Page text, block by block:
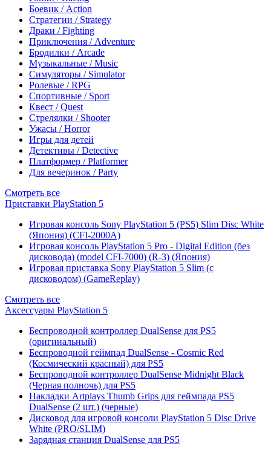
Боевик / Action
Стратегии / Strategy
Драки / Fighting
Приключения / Adventure
Бродилки / Arcade
Музыкальные / Music
Симуляторы / Simulator
Ролевые / RPG
Спортивные / Sport
Квест / Quest
Стрелялки / Shooter
Ужасы / Horror
Игры для детей
Детективы / Detective
Платформер / Platformer
Для вечеринок / Party
Смотреть все
Приставки PlayStation 5
Игровая консоль Sony PlayStation 5 (PS5) Slim Disc White
(Япония) (CFI-2000A)
Игровая консоль PlayStation 5 Pro - Digital Edition (без
дисковода) (model CFI-7000) (R-3) (Япония)
Игровая приставка Sony PlayStation 5 Slim (с
дисководом) (GameReplay)
Смотреть все
Аксессуары PlayStation 5
Беспроводной контроллер DualSense для PS5
(оригинальный)
Беспроводной геймпад DualSense - Cosmic Red
(Космический красный) для PS5
Беспроводной контроллер DualSense Midnight Black
(Черная полночь) для PS5
Накладки Artplays Thumb Grips для геймпада PS5
DualSense (2 шт.) (черные)
Дисковод для игровой консоли PlayStation 5 Disc Drive
White (PRO/SLIM)
Зарядная станция DualSense для PS5